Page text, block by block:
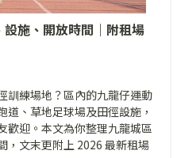
設施、開放時間｜附租場
訓練場地？區內的九龍仔運動
、草地足球場及田徑設施，
歡迎。本文為你整理九龍城區
，文末更附上 2026 最新租場